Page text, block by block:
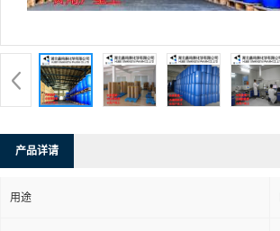
产品详请
用途